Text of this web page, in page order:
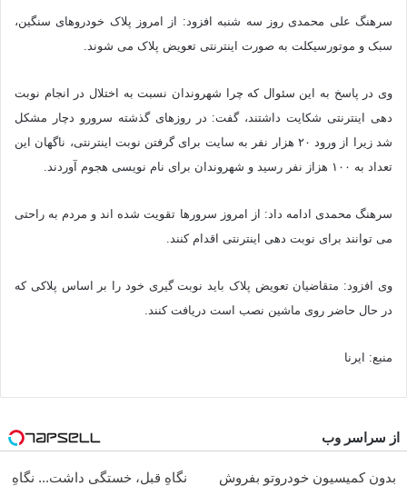
سرهنگ علی محمدی روز سه شنبه افزود: از امروز پلاک خودروهای سنگین،
سبک و موتورسیکلت به صورت اینترنتی تعویض پلاک می شوند.
وی در پاسخ به این سئوال که چرا شهروندان نسبت به اختلال در انجام نوبت
دهی اینترنتی شکایت داشتند، گفت: در روزهای گذشته سرورو دچار مشکل
شد زیرا از ورود ۲۰ هزار نفر به سایت برای گرفتن نوبت اینترنتی، ناگهان این
تعداد به ۱۰۰ هزاز نفر رسید و شهروندان برای نام نویسی هجوم آوردند.
سرهنگ محمدی ادامه داد: از امروز سرورها تقویت شده اند و مردم به راحتی
می توانند برای نوبت دهی اینترنتی اقدام کنند.
وی افزود: متقاضیان تعویض پلاک باید نوبت گیری خود را بر اساس پلاکی که
در حال حاضر روی ماشین نصب است دریافت کنند.
منبع: ایرنا
از سراسر وب
بدون کمیسیون خودروتو بفروش
نگاهِ قبل، خستگی داشت... نگاهِ